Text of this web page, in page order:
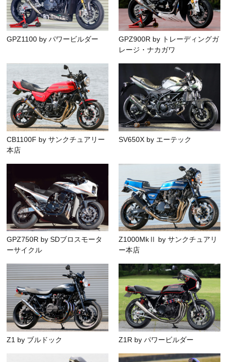
GPZ1100 by パワービルダー
GPZ900R by トレーディングガ
レージ・ナカガワ
CB1100F by サンクチュアリー
本店
SV650X by エーテック
GPZ750R by SDブロスモータ
ーサイクル
Z1000MkⅡ by サンクチュアリ
ー本店
Z1 by ブルドック Z1R by パワービルダー